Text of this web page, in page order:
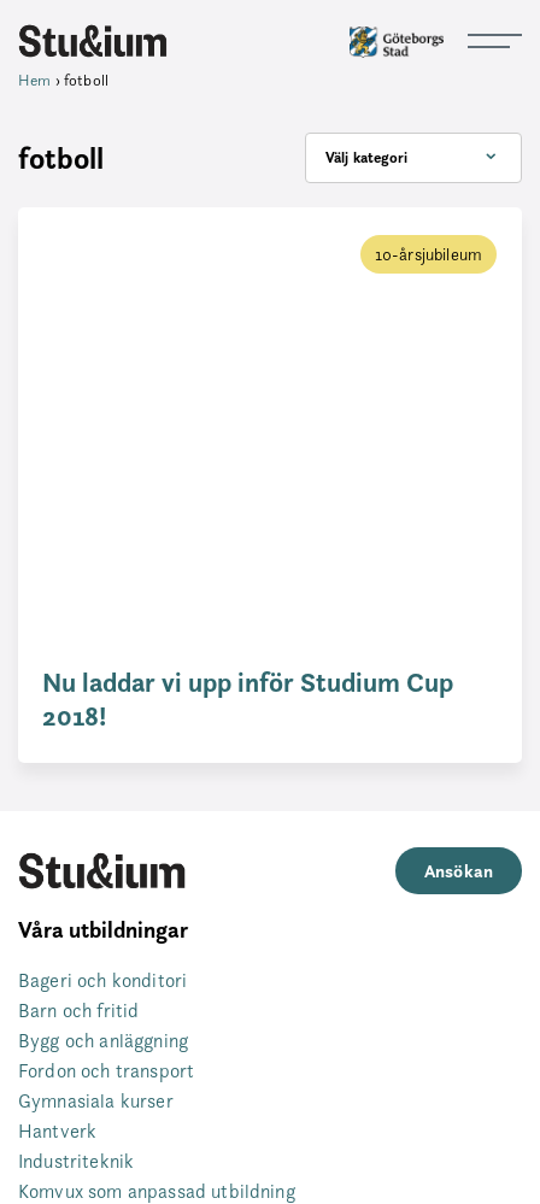
Hem › fotboll
fotboll Välj kategori
10-årsjubileum
Nu laddar vi upp inför Studium Cup
2018!
Ansökan
Våra utbildningar
Bageri och konditori
Barn och fritid
Bygg och anläggning
Fordon och transport
Gymnasiala kurser
Hantverk
Industriteknik
Komvux som anpassad utbildning